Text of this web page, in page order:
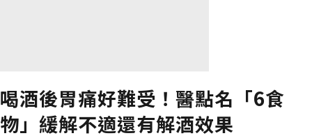
喝酒後胃痛好難受！醫點名「6食
物」緩解不適還有解酒效果